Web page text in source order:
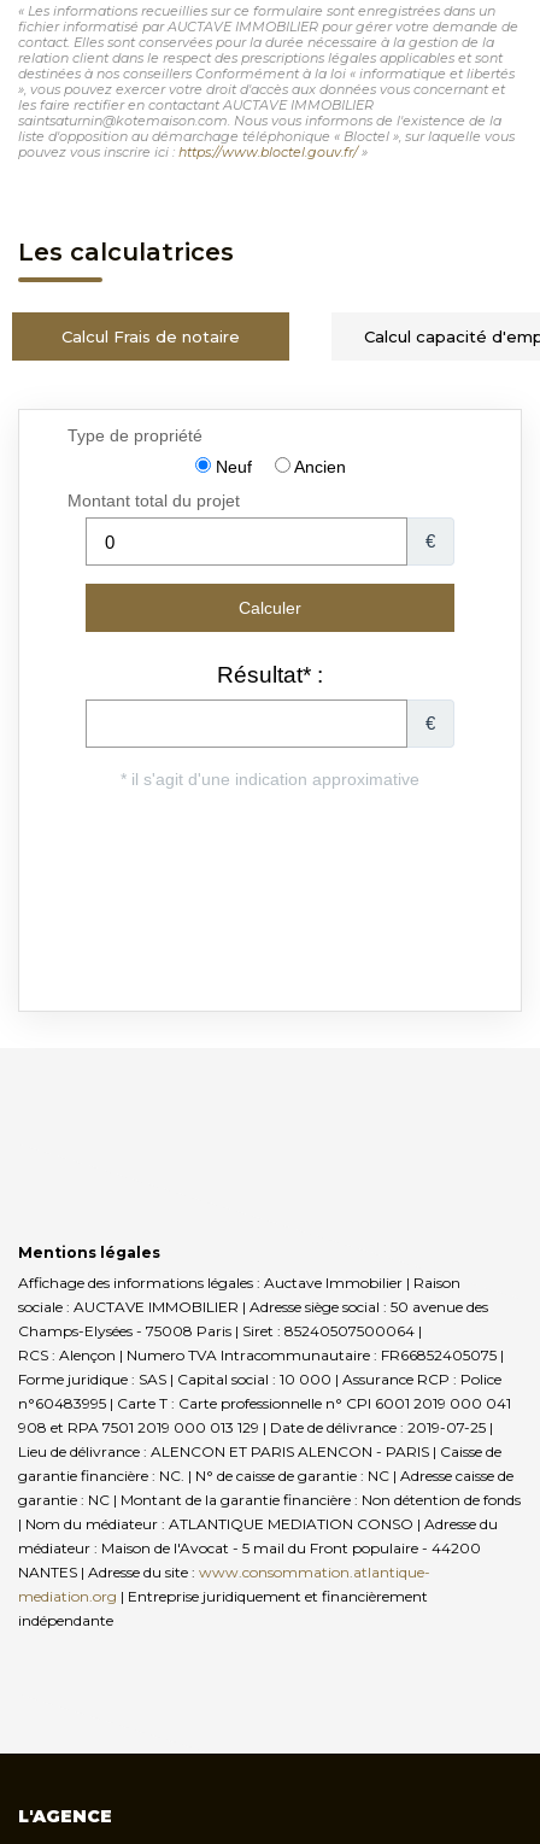
« Les informations recueillies sur ce formulaire sont enregistrées dans un
fichier informatisé par AUCTAVE IMMOBILIER pour gérer votre demande de
contact. Elles sont conservées pour la durée nécessaire à la gestion de la
relation client dans le respect des prescriptions légales applicables et sont
destinées à nos conseillers Conformément à la loi « informatique et libertés
», vous pouvez exercer votre droit d'accès aux données vous concernant et
les faire rectifier en contactant AUCTAVE IMMOBILIER
saintsaturnin@kotemaison.com. Nous vous informons de l'existence de la
liste d'opposition au démarchage téléphonique « Bloctel », sur laquelle vous
pouvez vous inscrire ici : https://www.bloctel.gouv.fr/»
Les calculatrices
Calcul Frais de notaire Calcul capacité
Mentions légales
Affichage des informations légales : Auctave Immobilier | Raison
sociale : AUCTAVE IMMOBILIER | Adresse siège social : 50 avenue des
Champs-Elysées - 75008 Paris | Siret : 85240507500064 |
RCS : Alençon | Numero TVA Intracommunautaire : FR66852405075 |
Forme juridique : SAS | Capital social : 10 000 | Assurance RCP : Police
n°60483995 | Carte T : Carte professionnelle n° CPI 6001 2019 000 041
908 et RPA 7501 2019 000 013 129 | Date de délivrance : 2019-07-25 |
Lieu de délivrance : ALENCON ET PARIS ALENCON - PARIS | Caisse de
garantie financière : NC. | N° de caisse de garantie : NC | Adresse caisse de
garantie : NC | Montant de la garantie financière : Non détention de fonds
| Nom du médiateur : ATLANTIQUE MEDIATION CONSO | Adresse du
médiateur : Maison de l'Avocat - 5 mail du Front populaire - 44200
NANTES | Adresse du site : www.consommation.atlantique-
mediation.org | Entreprise juridiquement et financièrement
indépendante
L'AGENCE